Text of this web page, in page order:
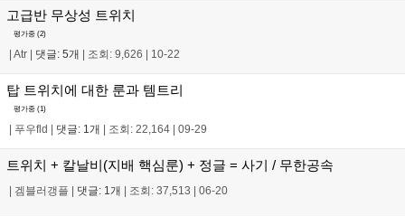
고급반 무상성 트위치
평가중 (2)
Atr 댓글: 5개 조회: 9,626 10-22
탑 트위치에 대한 룬과 템트리
평가중 (1)
푸우fld 댓글: 1개 조회: 22,164 09-29
트위치 + 칼날비(지배 핵심룬) + 정글 = 사기 / 무한공속
겜블러갱플 댓글: 1개 조회: 37,513 06-20